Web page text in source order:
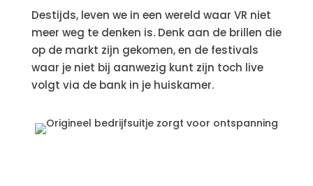
Destijds, leven we in een wereld waar VR niet
meer weg te denken is. Denk aan de brillen die
op de markt zijn gekomen, en de festivals
waar je niet bij aanwezig kunt zijn toch live
volgt via de bank in je huiskamer.